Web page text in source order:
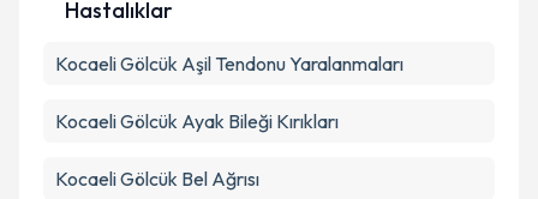
Hastalıklar
Kocaeli Gölcük Aşil Tendonu Yaralanmaları
Kocaeli Gölcük Ayak Bileği Kırıkları
Kocaeli Gölcük Bel Ağrısı